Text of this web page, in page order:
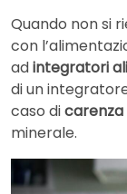
Quando non si
con
adintegratori
di un
caso dicarenza
minerale.